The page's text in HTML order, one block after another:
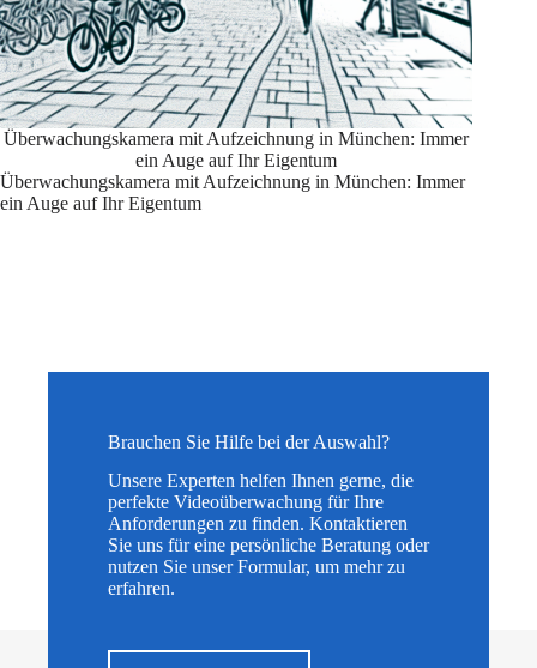
Überwachungskamera mit Aufzeichnung in München: Immer
ein Auge auf Ihr Eigentum
Überwachungskamera mit Aufzeichnung in München: Immer
ein Auge auf Ihr Eigentum
Brauchen Sie Hilfe bei der Auswahl?
Unsere Experten helfen Ihnen gerne, die
perfekte Videoüberwachung für Ihre
Anforderungen zu finden. Kontaktieren
Sie uns für eine persönliche Beratung oder
nutzen Sie unser Formular, um mehr zu
erfahren.